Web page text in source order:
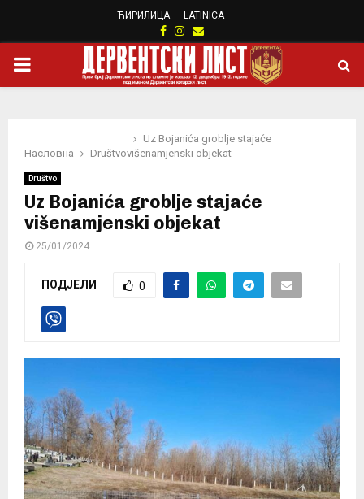
ЋИРИЛИЦА LATINICA
Facebook
Instagram
Email
PRIMARY
Насловна Društvo
Uz Bojanića groblje stajaće
višenamjenski objekat
Društvo
Uz Bojanića groblje stajaće
višenamjenski objekat
25/01/2024
ПОДЈЕЛИ 0